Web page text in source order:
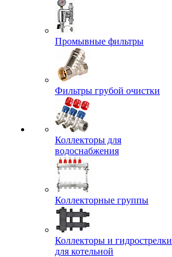
Промывные фильтры
Фильтры грубой очистки
Коллекторы для
водоснабжения
Коллекторные группы
Коллекторы и гидрострелки
для котельной